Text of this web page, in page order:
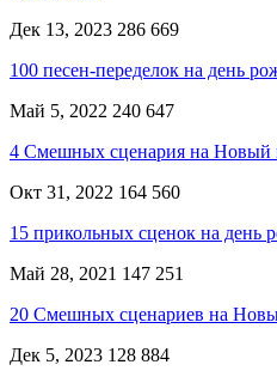
Дек 13, 2023 286 669
100 песен-переделок на день
Май 5, 2022 240 647
4 Смешных сценария на Новый
Окт 31, 2022 164 560
15 прикольных сценок на день
Май 28, 2021 147 251
20 Смешных сценариев на
Дек 5, 2023 128 884